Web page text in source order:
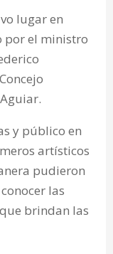
lugar en
por el ministro
y público en
artísticos
pudieron
las
brindan las